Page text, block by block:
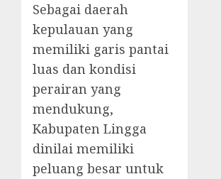
Sebagai daerah
kepulauan yang
memiliki garis pantai
luas dan kondisi
perairan yang
mendukung,
Kabupaten Lingga
dinilai memiliki
peluang besar untuk